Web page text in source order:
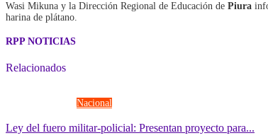
Wasi Mikuna y la Dirección Regional de Educación de Piura
harina de plátano.
RPP NOTICIAS
Relacionados
Nacional
Ley del fuero militar-policial: Presentan proyecto para...